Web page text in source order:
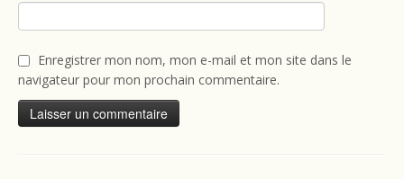
Enregistrer mon nom, mon e-mail et mon site dans le
navigateur pour mon prochain commentaire.